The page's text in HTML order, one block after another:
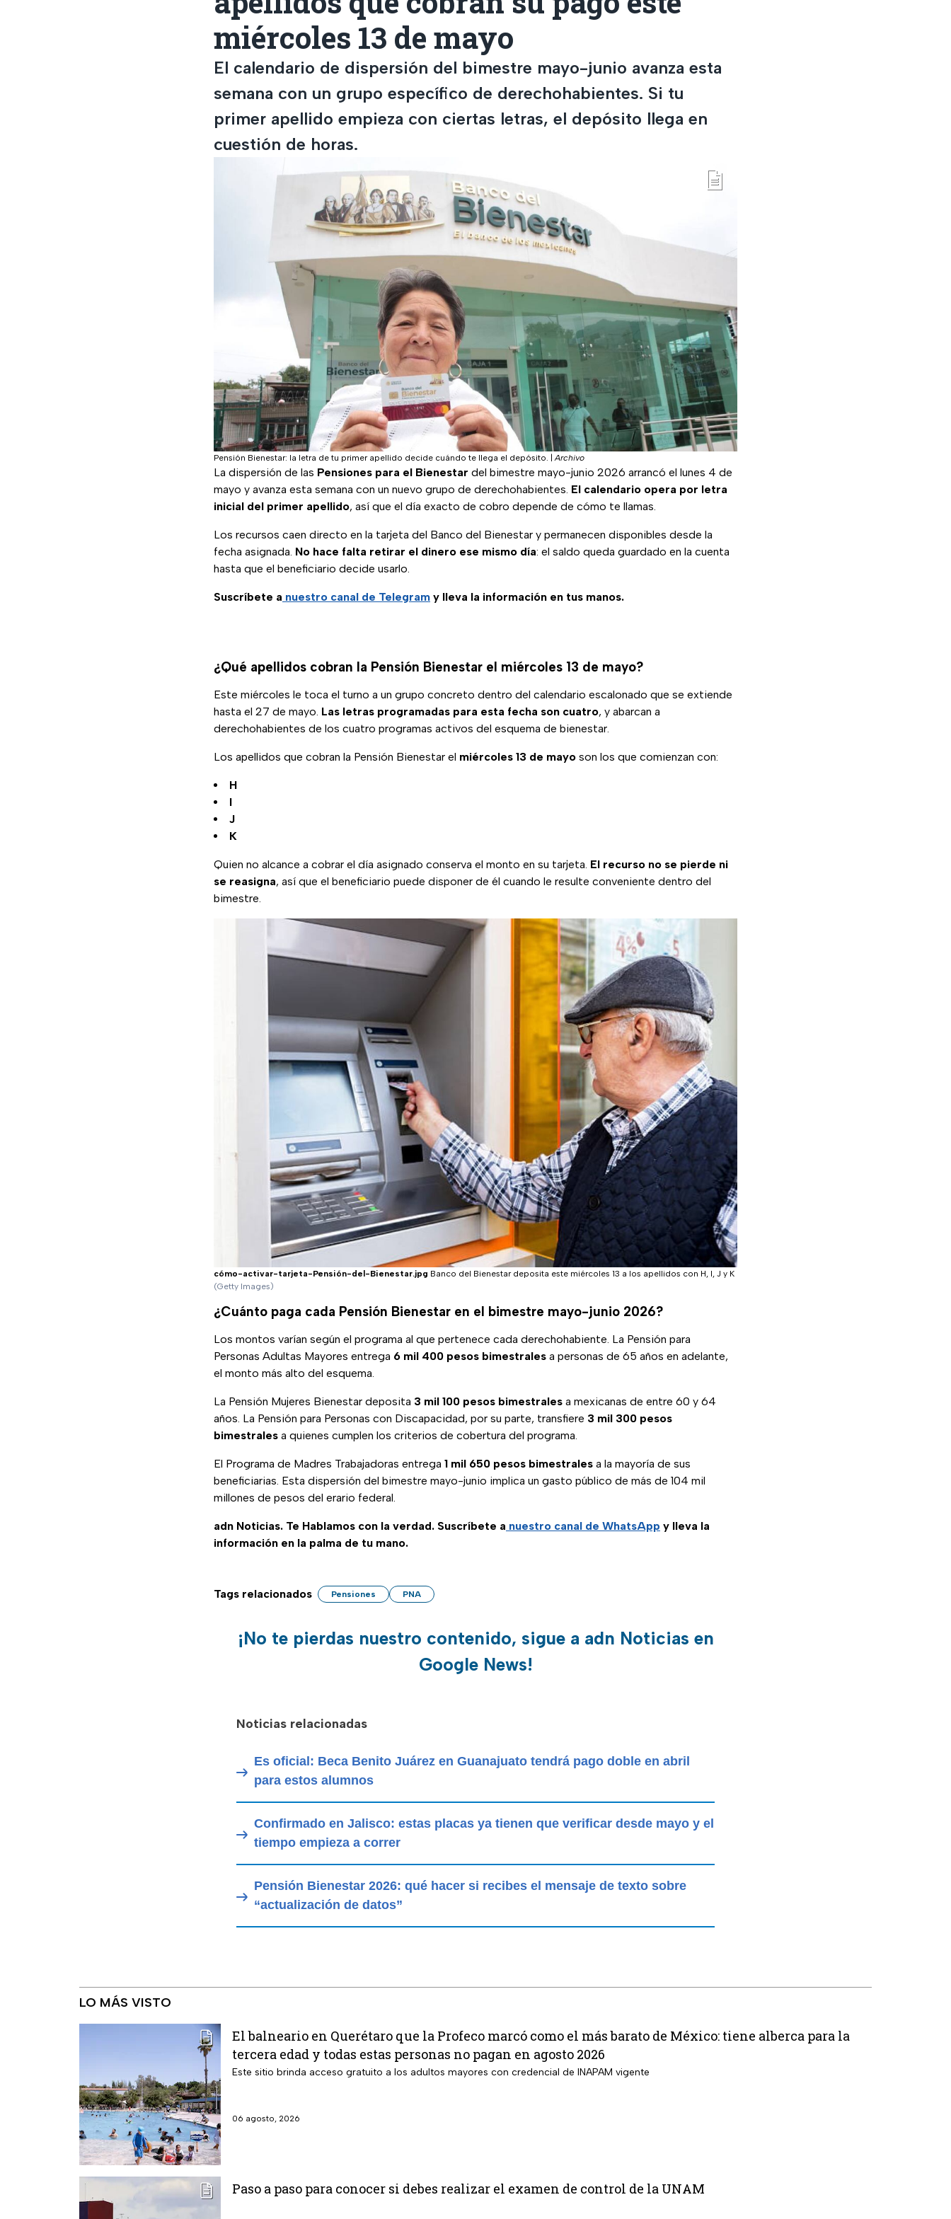
miércoles 13 de mayo
El calendario de dispersión del bimestre mayo-junio avanza esta
semana con un grupo específico de derechohabientes. Si tu
primer apellido empieza con ciertas letras, el depósito llega en
cuestión de horas.
Pensión Bienestar: la letra de tu primer apellido decide cuándo te llega el depósito. |Archivo
La dispersión de las Pensiones para el Bienestar del bimestre mayo-junio 2026 arrancó el lunes 4 de
mayo y avanza esta semana con un nuevo grupo de derechohabientes. El calendario opera por letra
inicial del primer apellido, así que el día exacto de cobro depende de cómo te llamas.
Los recursos caen directo en la tarjeta del Banco del Bienestar y permanecen disponibles desde la
fecha asignada. No hace falta retirar el dinero ese mismo día: el saldo queda guardado en la cuenta
hasta que el beneficiario decide usarlo.
Suscríbete a nuestro canal de Telegram y lleva la información en tus manos.
¿Qué apellidos cobran la Pensión Bienestar el miércoles 13 de mayo?
Este miércoles le toca el turno a un grupo concreto dentro del calendario escalonado que se extiende
hasta el 27 de mayo. Las letras programadas para esta fecha son cuatro, y abarcan a
derechohabientes de los cuatro programas activos del esquema de bienestar.
Los apellidos que cobran la Pensión Bienestar el miércoles 13 de mayo son los que comienzan con:
H
I
J
K
Quien no alcance a cobrar el día asignado conserva el monto en su tarjeta. El recurso no se pierde ni
se reasigna, así que el beneficiario puede disponer de él cuando le resulte conveniente dentro del
bimestre.
cómo-activar-tarjeta-Pensión-del-Bienestar.jpg Banco del Bienestar deposita este miércoles 13 a los apellidos con H, I, J y K
(Getty Images)
¿Cuánto paga cada Pensión Bienestar en el bimestre mayo-junio 2026?
Los montos varían según el programa al que pertenece cada derechohabiente. La Pensión para
Personas Adultas Mayores entrega 6 mil 400 pesos bimestrales a personas de 65 años en adelante,
el monto más alto del esquema.
La Pensión Mujeres Bienestar deposita 3 mil 100 pesos bimestrales a mexicanas de entre 60 y 64
años. La Pensión para Personas con Discapacidad, por su parte, transfiere 3 mil 300 pesos
bimestrales a quienes cumplen los criterios de cobertura del programa.
El Programa de Madres Trabajadoras entrega 1 mil 650 pesos bimestrales a la mayoría de sus
beneficiarias. Esta dispersión del bimestre mayo-junio implica un gasto público de más de 104 mil
millones de pesos del erario federal.
adn Noticias. Te Hablamos con la verdad. Suscríbete a nuestro canal de WhatsApp y lleva la
información en la palma de tu mano.
Tags relacionados Pensiones PNA
¡No te pierdas nuestro contenido, sigue a adn Noticias en
Google News!
Noticias relacionadas
Es oficial: Beca Benito Juárez en Guanajuato tendrá pago doble en abril
para estos alumnos
Confirmado en Jalisco: estas placas ya tienen que verificar desde mayo y el
tiempo empieza a correr
Pensión Bienestar 2026: qué hacer si recibes el mensaje de texto sobre
“actualización de datos”
LO MÁS VISTO
El balneario en Querétaro que la Profeco marcó como el más barato de México: tiene alberca para la
tercera edad y todas estas personas no pagan en agosto 2026
Este sitio brinda acceso gratuito a los adultos mayores con credencial de INAPAM vigente
06 agosto, 2026
Paso a paso para conocer si debes realizar el examen de control de la UNAM